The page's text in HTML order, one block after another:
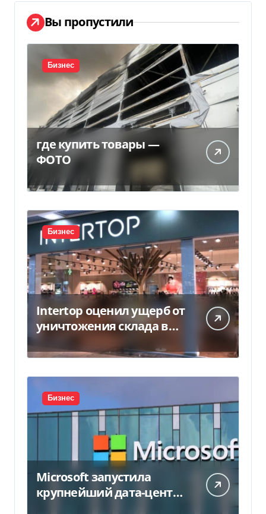
Вы пропустили
Бизнес
где купить товары —
ФОТО
Бизнес
Intertop оценил ущерб от
уничтожения склада в
450 млн грн
Бизнес
Microsoft запустила
крупнейший дата-центр